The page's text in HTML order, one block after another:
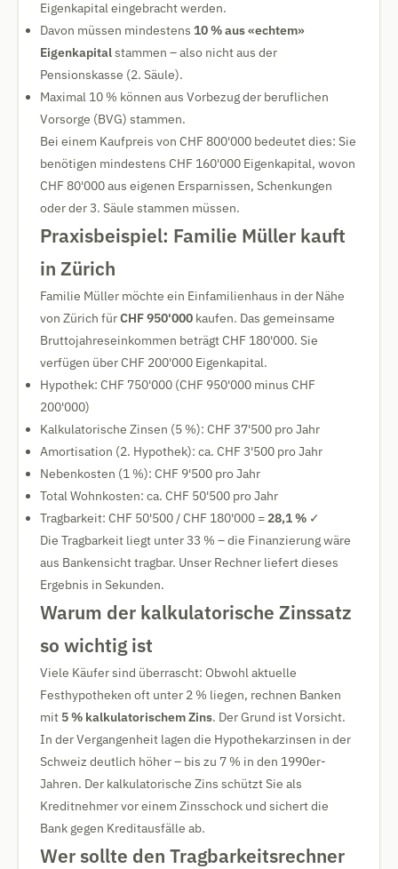
Eigenkapital eingebracht werden.
Davon müssen mindestens 10 % aus «echtem»
Eigenkapitalstammen – also nicht aus der
Pensionskasse (2. Säule).
Maximal 10 % können aus Vorbezug der beruflichen
Vorsorge (BVG) stammen.
Bei einem Kaufpreis von CHF 800'000 bedeutet dies: Sie
benötigen mindestens CHF 160'000 Eigenkapital, wovon
CHF 80'000 aus eigenen Ersparnissen, Schenkungen
oder der 3. Säule stammen müssen.
Praxisbeispiel: Familie Müller kauft
in Zürich
Familie Müller möchte ein Einfamilienhaus in der Nähe
von Zürich fürCHF 950'000 kaufen. Das gemeinsame
Bruttojahreseinkommen beträgt CHF 180'000. Sie
verfügen über CHF 200'000 Eigenkapital.
Hypothek: CHF 750'000 (CHF 950'000 minus CHF
200'000)
Kalkulatorische Zinsen (5 %): CHF 37'500 pro Jahr
Amortisation (2. Hypothek): ca. CHF 3'500 pro Jahr
Nebenkosten (1 %): CHF 9'500 pro Jahr
Total Wohnkosten: ca. CHF 50'500 pro Jahr
Tragbarkeit: CHF 50'500 / CHF 180'000 = 28,1 % ✓
Die Tragbarkeit liegt unter 33 % – die Finanzierung wäre
aus Bankensicht tragbar. Unser Rechner liefert dieses
Ergebnis in Sekunden.
Warum der kalkulatorische Zinssatz
so wichtig ist
Viele Käufer sind überrascht: Obwohl aktuelle
Festhypotheken oft unter 2 % liegen, rechnen Banken
mit 5 % kalkulatorischem Zins. Der Grund ist Vorsicht.
In der Vergangenheit lagen die Hypothekarzinsen in der
Schweiz deutlich höher – bis zu 7 % in den 1990er-
Jahren. Der kalkulatorische Zins schützt Sie als
Kreditnehmer vor einem Zinsschock und sichert die
Bank gegen Kreditausfälle ab.
Wer sollte den Tragbarkeitsrechner